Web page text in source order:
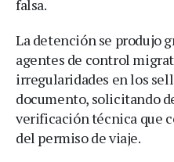
falsa.
La detención se produjo
agentes de control
irregularidades en los
documento, solicitando
verificación técnica que
del permiso de viaje.